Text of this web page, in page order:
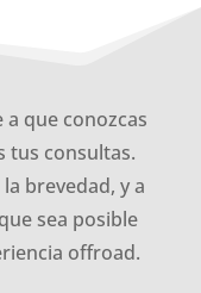
que conozcas
tus consultas.
brevedad, y a
sea posible
offroad.